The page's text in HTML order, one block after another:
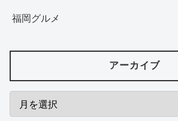
福岡グルメ
アーカイブ